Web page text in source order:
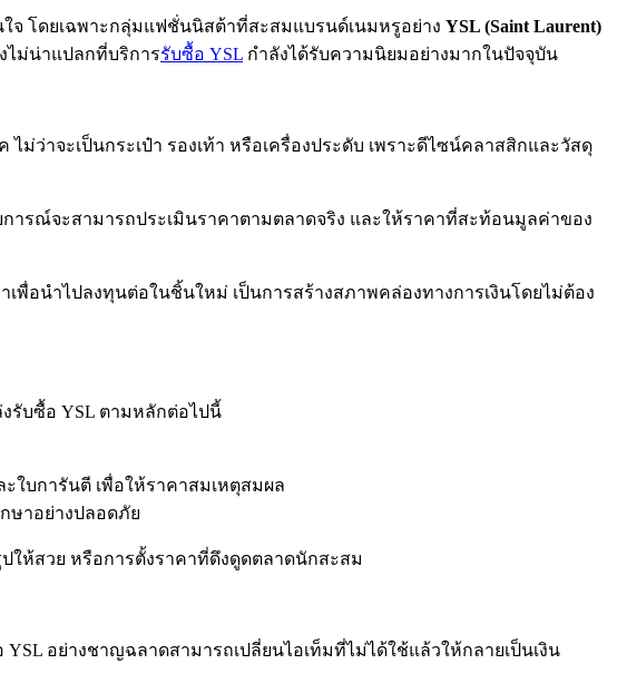
จ โดยเฉพาะกลุ่มแฟชั่นนิสต้าที่สะสมแบรนด์เนมหรูอย่าง YSL (Saint Laurent)
ไม่น่าแปลกที่บริการรับซื้อ YSL กำลังได้รับความนิยมอย่างมากในปัจจุบัน
ว่าจะเป็นกระเป๋า รองเท้า หรือเครื่องประดับ เพราะดีไซน์คลาสสิกและวัสดุ
รณ์จะสามารถประเมินราคาตามตลาดจริง และให้ราคาที่สะท้อนมูลค่าของ
พื่อนำไปลงทุนต่อในชิ้นใหม่ เป็นการสร้างสภาพคล่องทางการเงินโดยไม่ต้อง
รับซื้อ YSL ตามหลักต่อไปนี้
ใบการันตี เพื่อให้ราคาสมเหตุสมผล
ษาอย่างปลอดภัย
ให้สวย หรือการตั้งราคาที่ดึงดูดตลาดนักสะสม
อย่างชาญฉลาดสามารถเปลี่ยนไอเท็มที่ไม่ได้ใช้แล้วให้กลายเป็นเงิน